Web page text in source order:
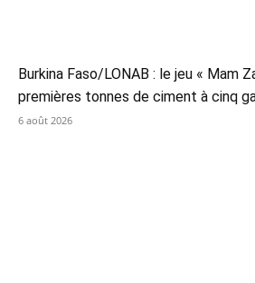
Burkina Faso/LONAB : le jeu « Mam
premières tonnes de ciment à cinq
6 août 2026